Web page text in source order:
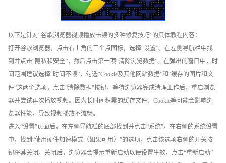
以下是针对“谷歌浏览器视频播放卡顿的多种修复技巧”的具体教程内容：
打开谷歌浏览器，点击右上角的三个点图标，选择“设置”。在左侧导航栏中找
到并点击“隐私和安全”，然后点击第一项“清除浏览数据”。在弹出的窗口中，时
间范围建议选择“时间不限”，勾选“Cookie及其他网站数据”和“缓存的图片和文
件”这两个选项，点击“清除数据”按钮，等待浏览器完成清理工作后，重启浏览
器并尝试再次播放视频。因为长时间积累的缓存文件、Cookie等可能会影响浏
览器性能，导致视频播放不流畅。
进入“设置”页面后，在左侧导航栏的底部找到并点击“系统”。在右侧的系统设置
中，找到“使用硬件加速模式（如果可用）”的选项，点击该选项右侧的开关按
钮将其关闭。关闭后，浏览器会提示重新启动以使设置生效，点击“重新启动”